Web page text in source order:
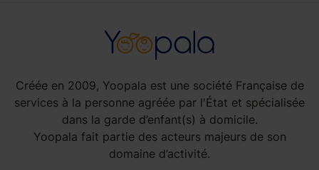
Créée en 2009, Yoopala est une société Française de
services à la personne agréée par l'État et spécialisée
dans la garde d’enfant(s) à domicile.
Yoopala fait partie des acteurs majeurs de son
domaine d’activité.